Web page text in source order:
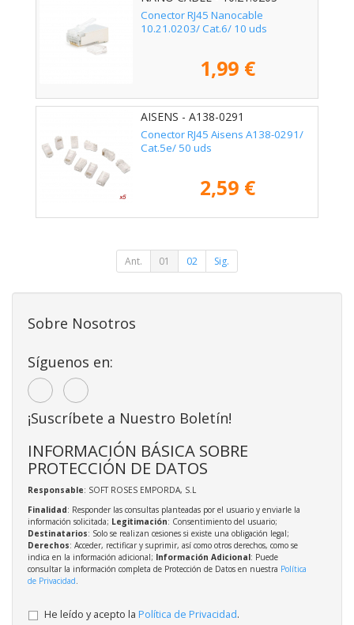
Conector RJ45 Nanocable
10.21.0203/ Cat.6/ 10 uds
1,99 €
AISENS - A138-0291
Conector RJ45 Aisens A138-0291/
Cat.5e/ 50 uds
2,59 €
Ant. 01 02 Sig.
Sobre Nosotros
Síguenos en:
¡Suscríbete a Nuestro Boletín!
INFORMACIÓN BÁSICA SOBRE
PROTECCIÓN DE DATOS
Responsable: SOFT ROSES EMPORDA, S.L
Finalidad: Responder las consultas planteadas por el usuario y enviarle la
información solicitada; Legitimación: Consentimiento del usuario;
Destinatarios: Solo se realizan cesiones si existe una obligación legal;
Derechos: Acceder, rectificar y suprimir, así como otros derechos, como se
indica en la información adicional; Información Adicional: Puede
consultar la información completa de Protección de Datos en nuestra Política
de Privacidad
He leído y acepto la Política de Privacidad.